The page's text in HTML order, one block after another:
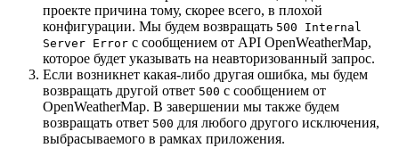
проекте причина тому, скорее всего, в плохой
конфигурации. Мы будем возвращать 500 Internal
Server Error с сообщением от API OpenWeatherMap,
которое будет указывать на неавторизованный запрос.
Если возникнет какая-либо другая ошибка, мы будем
возвращать другой ответ 500 с сообщением от
OpenWeatherMap. В завершении мы также будем
возвращать ответ 500 для любого другого исключения,
выбрасываемого в рамках приложения.